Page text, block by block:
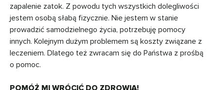
zapalenie zatok. Z powodu tych wszystkich dolegliwości
jestem osobą słabą fizycznie. Nie jestem w stanie
prowadzić samodzielnego życia, potrzebuję pomocy
innych. Kolejnym dużym problemem są koszty związane z
leczeniem. Dlatego też zwracam się do Państwa z prośbą
o pomoc.
POMÓŻ MI WRÓCIĆ DO ZDROWIA!